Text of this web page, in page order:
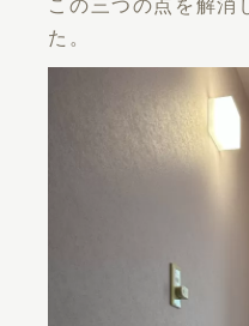
この三つの点を解消
た。